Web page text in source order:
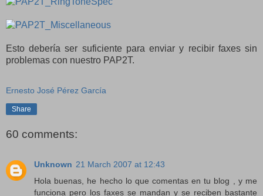
Esto debería ser suficiente para enviar y recibir faxes sin
problemas con nuestro PAP2T.
Ernesto José Pérez García
Share
60 comments:
Unknown 21 March 2007 at 12:43
Hola buenas, he hecho lo que comentas en tu blog , y me
funciona pero los faxes se mandan y se reciben bastante